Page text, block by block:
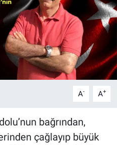
A- A+
bağrından,
çağlayıp büyük